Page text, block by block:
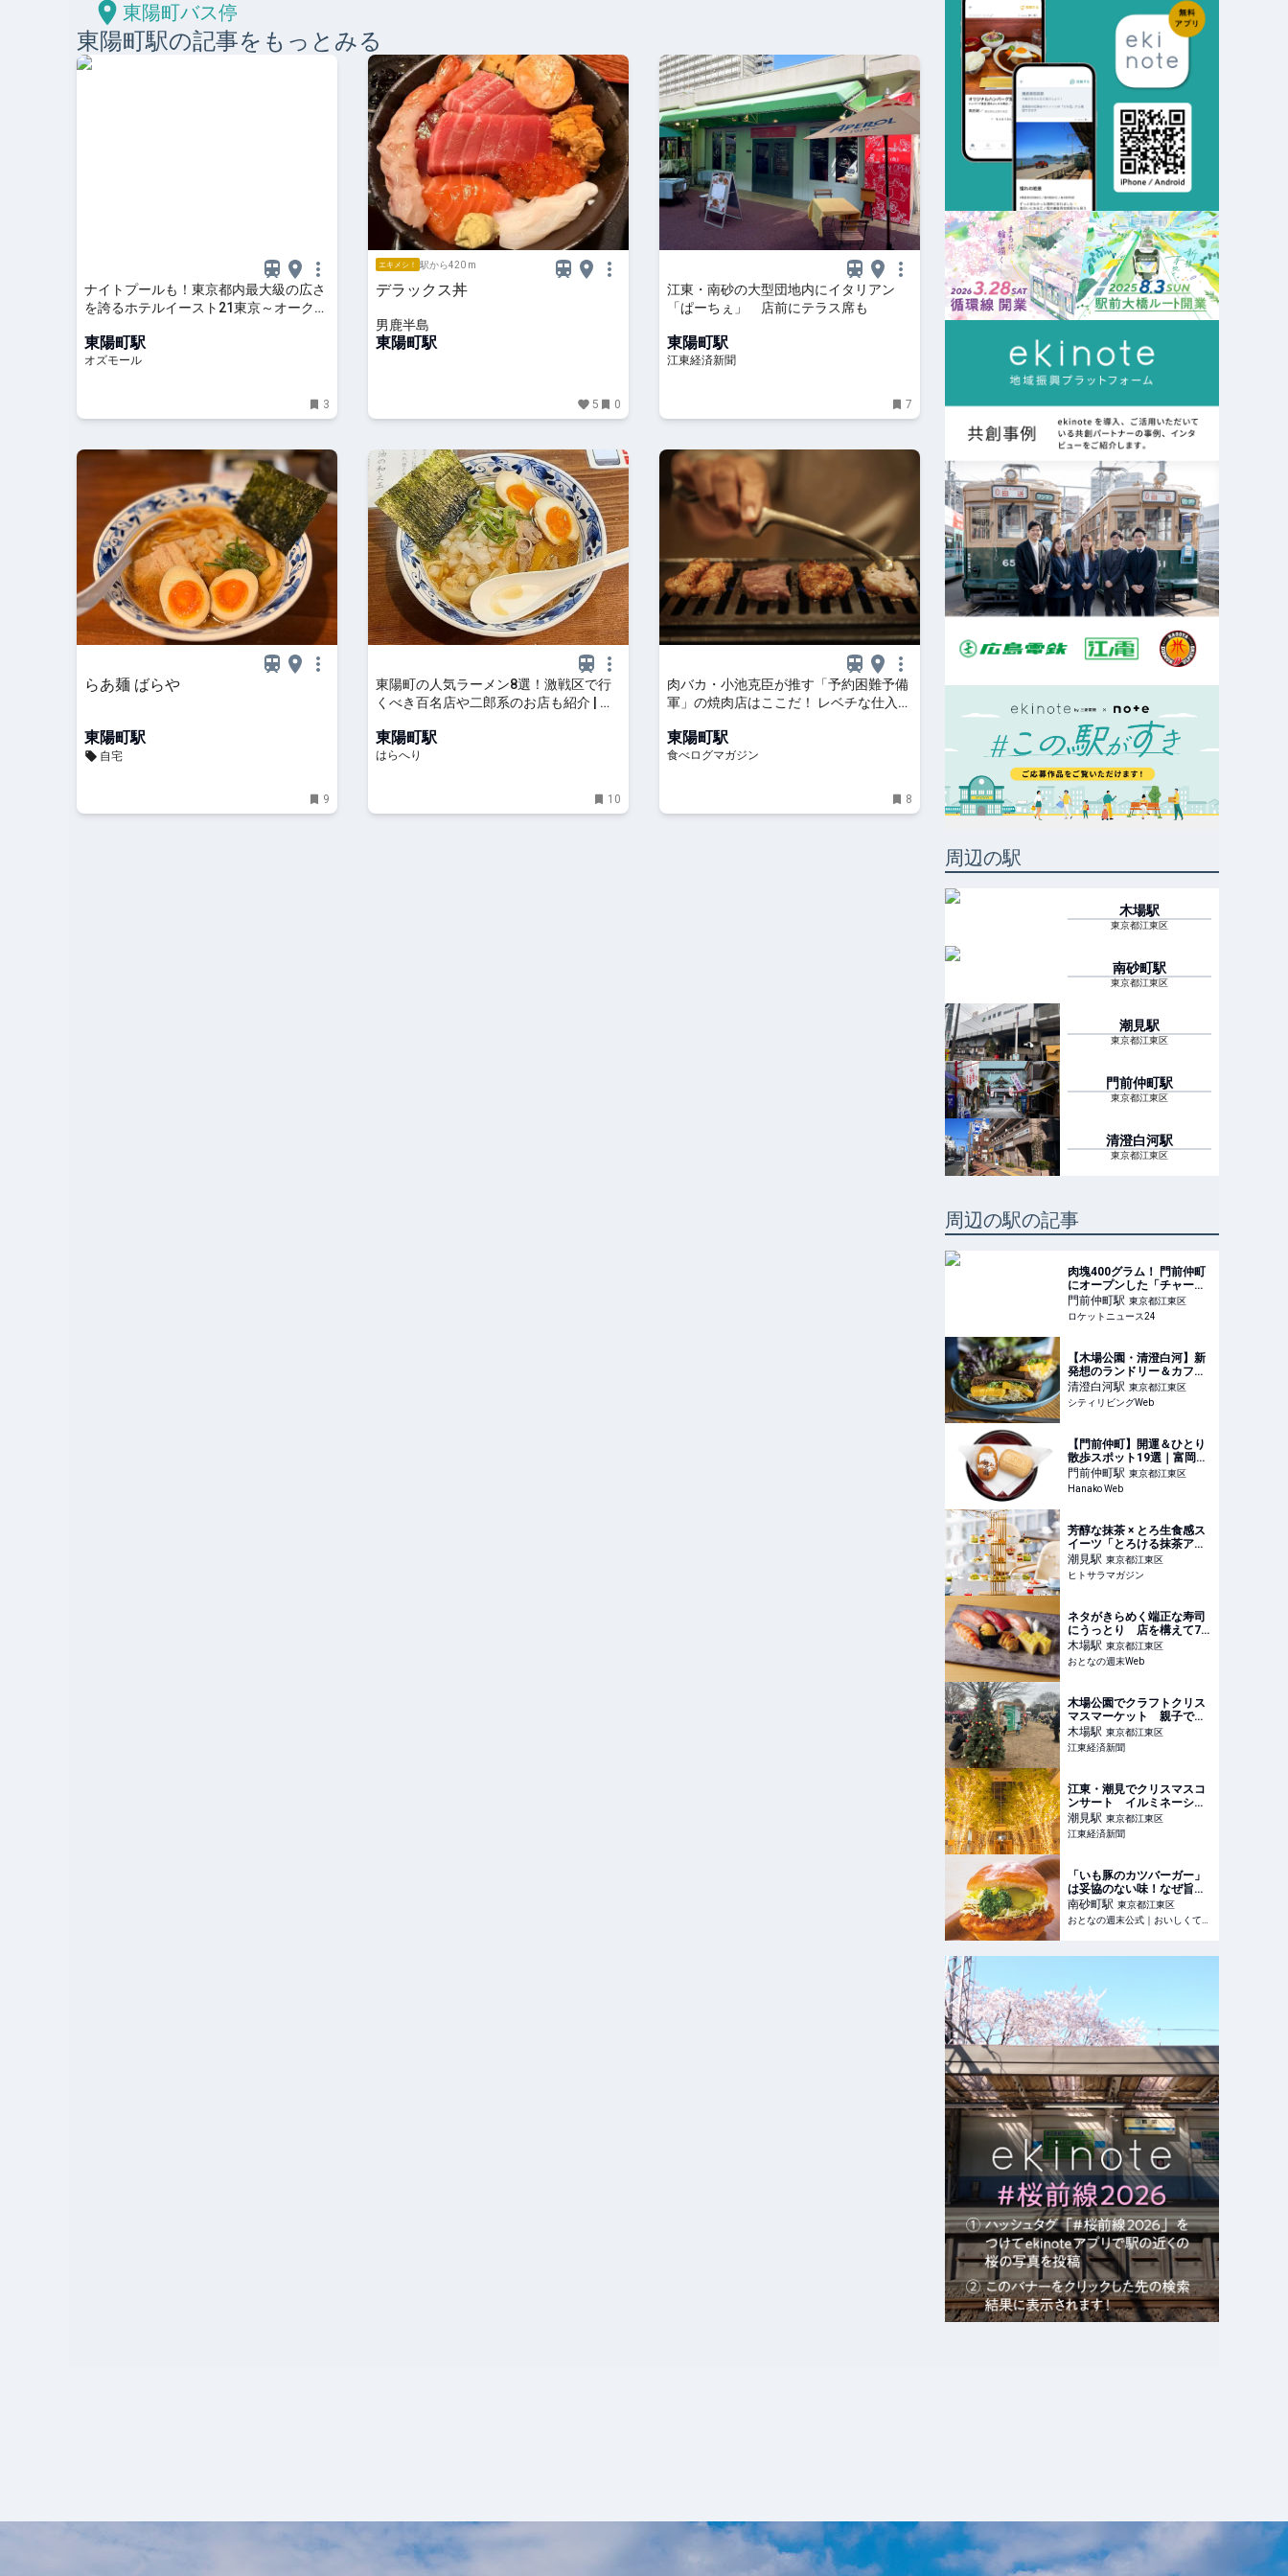
東陽町バス停
東陽町駅の記事をもっとみる
ナイトプールも！東京都内最大級の広さ
を誇るホテルイースト21東京～オークラ
東陽町駅
オズモール
3
エキメシ！ 駅から420 m
デラックス丼
男鹿半島
東陽町駅
5 0
江東・南砂の大型団地内にイタリアン
「ぱーちぇ」 店前にテラス席も
東陽町駅
江東経済新聞
7
らあ麺 ばらや
東陽町駅
自宅
9
東陽町の人気ラーメン8選！激戦区で行
くべき百名店や二郎系のお店も紹介 | は
東陽町駅
はらへり
10
肉バカ・小池克臣が推す「予約困難予備
軍」の焼肉店はここだ！ レベチな仕入れ
べログマガジン
東陽町駅
食べログマガジン
8
周辺の駅
木場駅
東京都江東区
南砂町駅
東京都江東区
潮見駅
東京都江東区
門前仲町駅
東京都江東区
清澄白河駅
東京都江東区
周辺の駅の記事
肉塊400グラム！ 門前仲町
にオープンした「チャーシ
ューエッグ専門店」でキン
グサイズを喰らってきた
門前仲町駅 東京都江東区
ロケットニュース24
【木場公園・清澄白河】新
発想のランドリー＆カフェ
と100年メーカーの靴下シ
ョップ｜シティリビング
清澄白河駅 東京都江東区
シティリビングWeb
【門前仲町】開運＆ひとり
散歩スポット19選｜富岡八
幡宮、絶品グルメ、老舗和
菓子、ほか
門前仲町駅 東京都江東区
Hanako Web
芳醇な抹茶 × とろ生食感ス
イーツ「とろける抹茶アフ
タヌーンティー ～Velvet
Matcha Afternoon Tea
～」開催｜東京ベイ潮見プ
ラマガジン
潮見駅 東京都江東区
ヒトサラマガジン
ネタがきらめく端正な寿司
にうっとり 店を構えて74
年、下町ならではの親しみ
やすさが魅力的だった
木場駅 東京都江東区
おとなの週末Web
木場公園でクラフトクリス
マスマーケット 親子で楽
しめるワークショップも
木場駅 東京都江東区
江東経済新聞
江東・潮見でクリスマスコ
ンサート イルミネーショ
ン点灯式も
潮見駅 東京都江東区
江東経済新聞
「いも豚のカツバーガー」
は妥協のない味！なぜ旨い
のか？ 昭和8年創業、南
砂町『ナカヤ』には 新旧
の絶品パンが100種類以
おいしくて、ためになる食
南砂町駅 東京都江東区
おとなの週末公式｜おいしくて、ためになる食のニュースサイト